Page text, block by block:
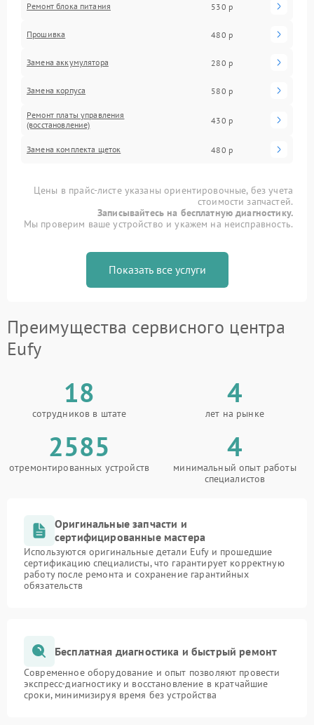
Ремонт блока питания 530 р
Прошивка 480 р
Замена аккумулятора 280 р
Замена корпуса 580 р
Ремонт платы управления
(восстановление)
430 р
Замена комплекта щеток 480 р
Цены в прайс-листе указаны ориентировочные, без учета
стоимости запчастей.
Записывайтесь на бесплатную диагностику.
Мы проверим ваше устройство и укажем на неисправность.
Показать все услуги
Преимущества сервисного центра
Eufy
18
сотрудников в штате
4
лет на рынке
2585
отремонтированных устройств
4
минимальный опыт работы
специалистов
Оригинальные запчасти и
сертифицированные мастера
Используются оригинальные детали Eufy и прошедшие
сертификацию специалисты, что гарантирует корректную
работу после ремонта и сохранение гарантийных
обязательств
Бесплатная диагностика и быстрый ремонт
Современное оборудование и опыт позволяют провести
экспресс-диагностику и восстановление в кратчайшие
сроки, минимизируя время без устройства